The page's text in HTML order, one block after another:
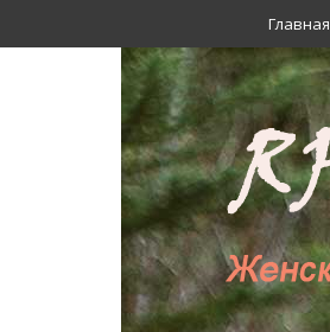
Главная